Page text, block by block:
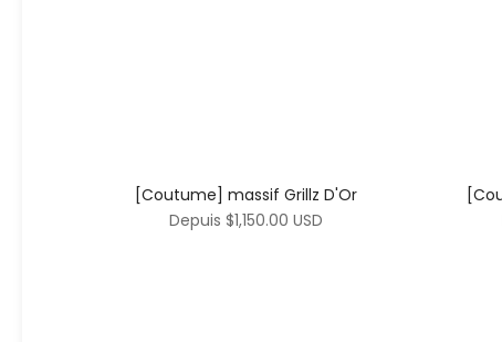
[Coutume] massif Grillz D'Or
Depuis $1,150.00 USD